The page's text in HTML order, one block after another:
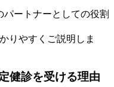
ートナーとしての役割
りやすくご説明しま